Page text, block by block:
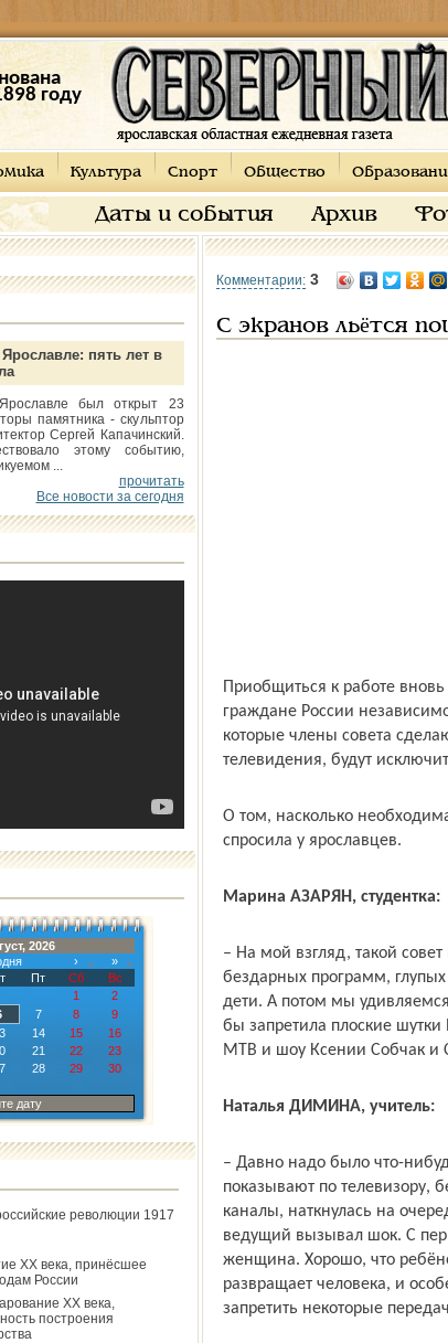
году
Культура Спорт Общество
Даты и события Архив
пять лет в
был открыт 23
памятника - скульптор
Сергей Капачинский.
этому событию,
...
прочитать
Все новости за сегодня
2026
›
»
Пт Сб
Вс
1
2
7 8
9
14 15
16
21 22
23
28 29
30
дату
революции 1917
ХХ века, принёсшее
России
ХХ века,
построения
Комментарии: 3
С экранов льётся
Приобщиться к работе
граждане России
которые члены совета
телевидения, будут
О том, насколько
спросила у ярославцев.
Марина АЗАРЯН, студентка:
– На мой взгляд, такой
бездарных программ,
дети. А потом мы
бы запретила плоские
МТВ и шоу Ксении Собчак и
Наталья ДИМИНА, учитель:
– Давно надо было что-
показывают по телевизору,
каналы, наткнулась на
ведущий вызывал шок. С
женщина. Хорошо, что
развращает человека, и
запретить некоторые